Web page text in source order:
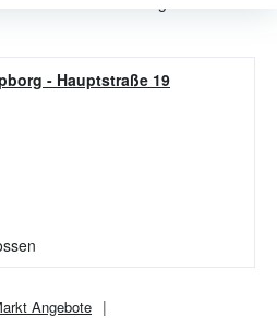
- Hauptstraße 19
Angebote